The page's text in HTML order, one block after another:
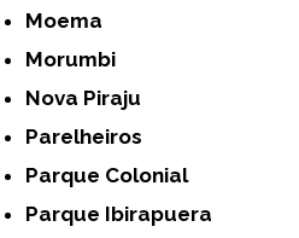
Moema
Morumbi
Nova Piraju
Parelheiros
Parque Colonial
Parque Ibirapuera